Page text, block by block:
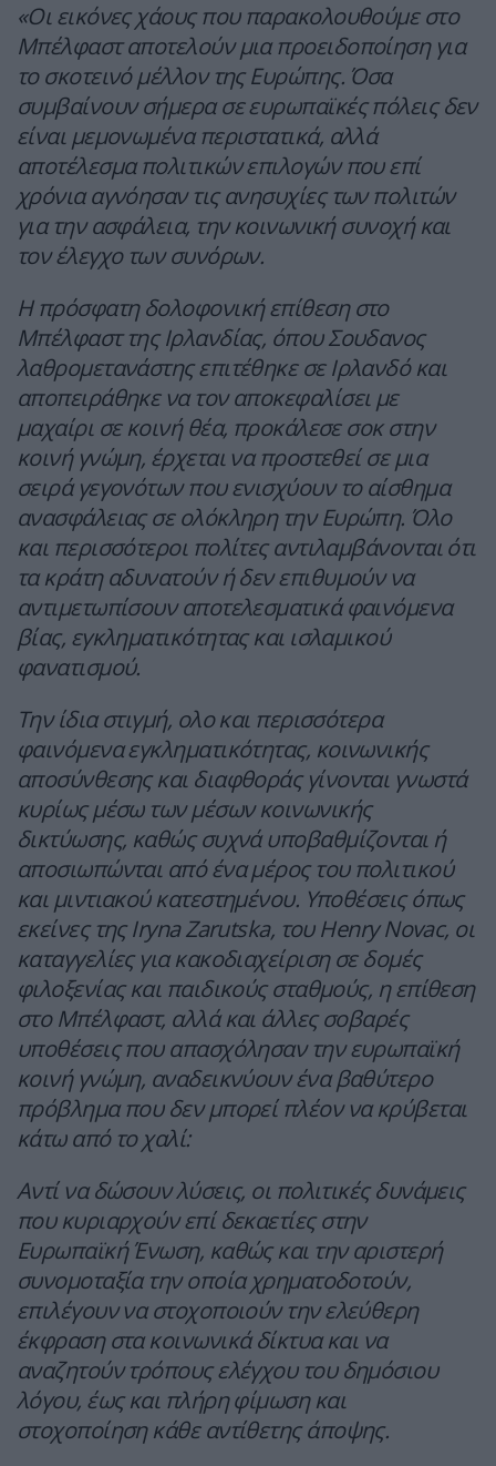
«Οι εικόνες χάους που παρακολουθούμε στο
Μπέλφαστ αποτελούν μια προειδοποίηση για
το σκοτεινό μέλλον της Ευρώπης. Όσα
συμβαίνουν σήμερα σε ευρωπαϊκές πόλεις δεν
είναι μεμονωμένα περιστατικά, αλλά
αποτέλεσμα πολιτικών επιλογών που επί
χρόνια αγνόησαν τις ανησυχίες των πολιτών
για την ασφάλεια, την κοινωνική συνοχή και
τον έλεγχο των συνόρων.
Η πρόσφατη δολοφονική επίθεση στο
Μπέλφαστ της Ιρλανδίας, όπου Σουδανος
λαθρομετανάστης επιτέθηκε σε Ιρλανδό και
αποπειράθηκε να τον αποκεφαλίσει με
μαχαίρι σε κοινή θέα, προκάλεσε σοκ στην
κοινή γνώμη, έρχεται να προστεθεί σε μια
σειρά γεγονότων που ενισχύουν το αίσθημα
ανασφάλειας σε ολόκληρη την Ευρώπη. Όλο
και περισσότεροι πολίτες αντιλαμβάνονται ότι
τα κράτη αδυνατούν ή δεν επιθυμούν να
αντιμετωπίσουν αποτελεσματικά φαινόμενα
βίας, εγκληματικότητας και ισλαμικού
φανατισμού.
Την ίδια στιγμή, ολο και περισσότερα
φαινόμενα εγκληματικότητας, κοινωνικής
αποσύνθεσης και διαφθοράς γίνονται γνωστά
κυρίως μέσω των μέσων κοινωνικής
δικτύωσης, καθώς συχνά υποβαθμίζονται ή
αποσιωπώνται από ένα μέρος του πολιτικού
και μιντιακού κατεστημένου. Υποθέσεις όπως
εκείνες της Iryna Zarutska, του Henry Novac, οι
καταγγελίες για κακοδιαχείριση σε δομές
φιλοξενίας και παιδικούς σταθμούς, η επίθεση
στο Μπέλφαστ, αλλά και άλλες σοβαρές
υποθέσεις που απασχόλησαν την ευρωπαϊκή
κοινή γνώμη, αναδεικνύουν ένα βαθύτερο
πρόβλημα που δεν μπορεί πλέον να κρύβεται
κάτω από το χαλί:
Αντί να δώσουν λύσεις, οι πολιτικές δυνάμεις
που κυριαρχούν επί δεκαετίες στην
Ευρωπαϊκή Ένωση, καθώς και την αριστερή
συνομοταξία την οποία χρηματοδοτούν,
επιλέγουν να στοχοποιούν την ελεύθερη
έκφραση στα κοινωνικά δίκτυα και να
αναζητούν τρόπους ελέγχου του δημόσιου
λόγου, έως και πλήρη φίμωση και
στοχοποίηση κάθε αντίθετης άποψης.